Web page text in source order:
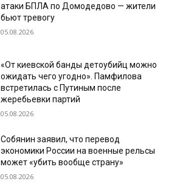
атаки БПЛА по Домодедово — жители
бьют тревогу
05.08.2026
«От киевской банды детоубийц можно
ожидать чего угодно». Памфилова
встретилась с Путиным после
жеребьевки партий
05.08.2026
Собянин заявил, что перевод
экономики России на военные рельсы
может «убить вообще страну»
05.08.2026